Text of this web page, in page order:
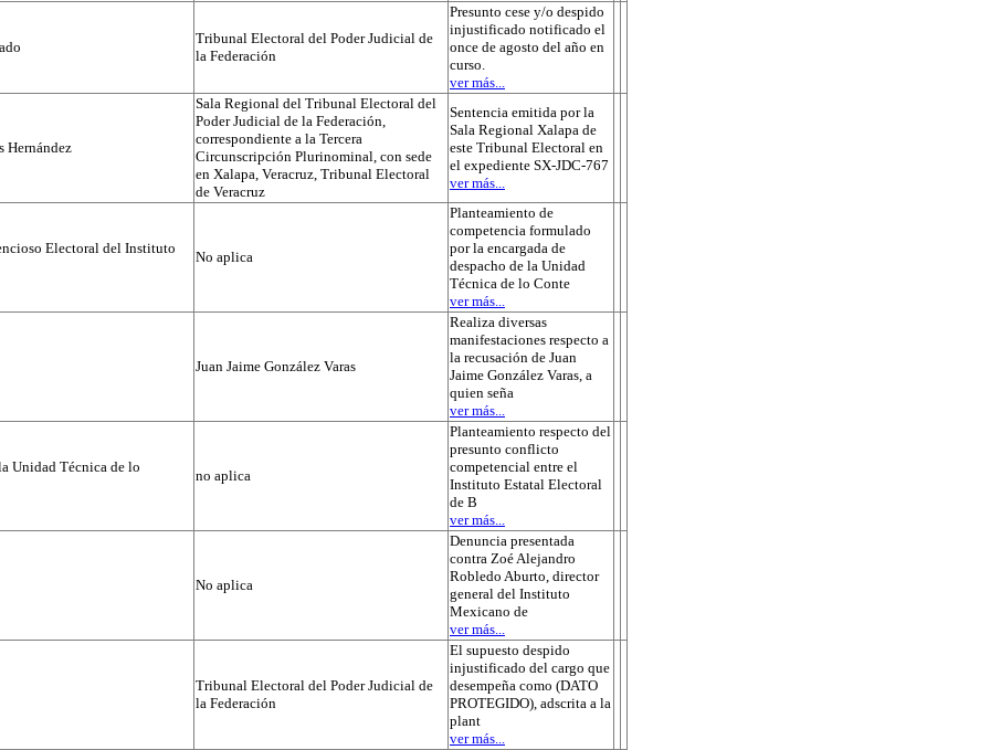
Tribunal Electoral del Poder Judicial de
la Federación
Presunto cese y/o despido
injustificado notificado el
once de agosto del año en
curso.
ver más...
Hernández
Sala Regional del Tribunal Electoral del
Poder Judicial de la Federación,
correspondiente a la Tercera
Circunscripción Plurinominal, con sede
en Xalapa, Veracruz, Tribunal Electoral
de Veracruz
Sentencia emitida por la
Sala Regional Xalapa de
este Tribunal Electoral en
el expediente SX-JDC-767
ver más...
Electoral del Instituto
No aplica
Planteamiento de
competencia formulado
por la encargada de
despacho de la Unidad
Técnica de lo Conte
ver más...
Juan Jaime González Varas
Realiza diversas
manifestaciones respecto a
la recusación de Juan
Jaime González Varas, a
quien seña
ver más...
Unidad Técnica de lo
no aplica
Planteamiento respecto del
presunto conflicto
competencial entre el
Instituto Estatal Electoral
de B
ver más...
No aplica
Denuncia presentada
contra Zoé Alejandro
Robledo Aburto, director
general del Instituto
Mexicano de
ver más...
Tribunal Electoral del Poder Judicial de
la Federación
El supuesto despido
injustificado del cargo que
desempeña como (DATO
PROTEGIDO), adscrita a la
plant
ver más...